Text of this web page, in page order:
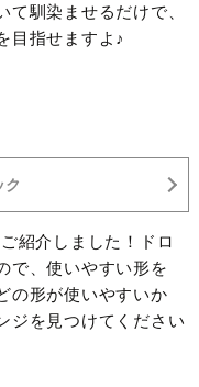
馴染ませるだけで、
目指せますよ♪
ク
紹介しました！ドロ
で、使いやすい形を
の形が使いやすいか
ジを見つけてください